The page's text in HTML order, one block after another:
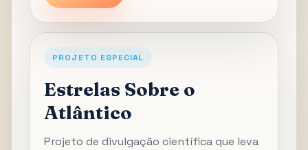
PROJETO ESPECIAL
Estrelas Sobre o
Atlântico
Projeto de divulgação científica que leva